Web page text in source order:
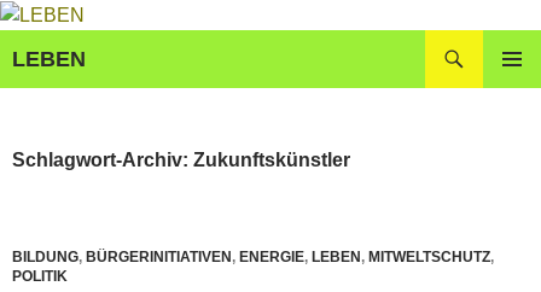
Zum
springen
LEBEN
Schlagwort-Archiv: Zukunftskünstler
BILDUNG, BÜRGERINITIATIVEN, ENERGIE, LEBEN, MITWELTSCHUTZ,
POLITIK